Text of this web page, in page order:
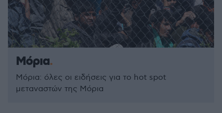
Μόρια
Μόρια: όλες οι ειδήσεις για το hot spot
μεταναστών της Μόρια